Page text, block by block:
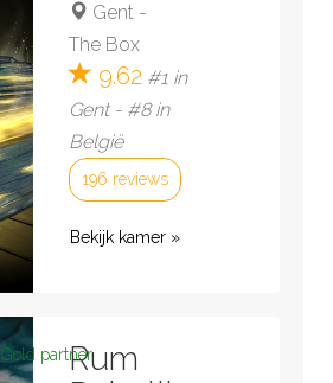
Gent -
The Box
9.62 #1 in
Gent - #8 in
België
196 reviews
Bekijk kamer »
Gold partnerRum